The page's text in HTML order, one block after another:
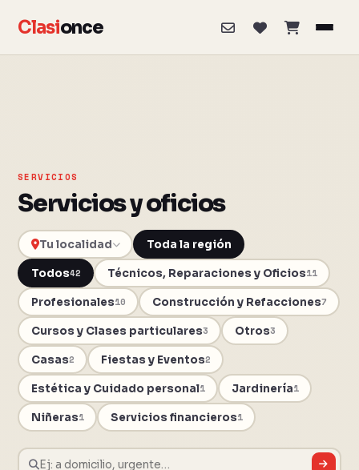
Clasionce
SERVICIOS
Servicios y oficios
Toda la región
Todos42 Técnicos, Reparaciones y Oficios11
Profesionales10 Construcción y Refacciones7
Cursos y Clases particulares3 Otros3
Casas2 Fiestas y Eventos2
Estética y Cuidado personal1 Jardinería1
Niñeras1 Servicios financieros1